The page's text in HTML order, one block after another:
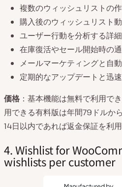
複数のウィッシュリストの
購入後のウィッシュリスト
ユーザー行動を分析する詳
在庫復活やセール開始時の
メールマーケティングと自
定期的なアップデートと迅
価格 ：基本機能は無料で利用で
用できる有料版は年間79ドルか
14日以内であれば返金保証を利用
4. Wishlist for
wishlists per customer